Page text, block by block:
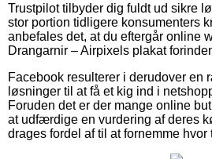
Trustpilot tilbyder dig fuldt ud sikre
stor portion tidligere konsumenters
anbefales det, at du eftergår online
Drangarnir – Airpixels plakat
Facebook resulterer i derudover
løsninger til at få et kig ind i
Foruden det er der mange online
at udfærdige en vurdering af deres
drages fordel af til at fornemme hvor